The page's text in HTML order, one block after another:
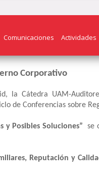
Comunicaciones Actividades
Corporativo
la Cátedra UAM-
de Conferencias sobre
y Posibles Soluciones” se
Reputación y